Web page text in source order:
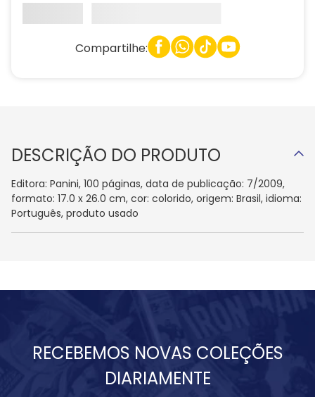
Compartilhe:
DESCRIÇÃO DO PRODUTO
Editora: Panini, 100 páginas, data de publicação: 7/2009,
formato: 17.0 x 26.0 cm, cor: colorido, origem: Brasil, idioma:
Português, produto usado
RECEBEMOS NOVAS COLEÇÕES
DIARIAMENTE